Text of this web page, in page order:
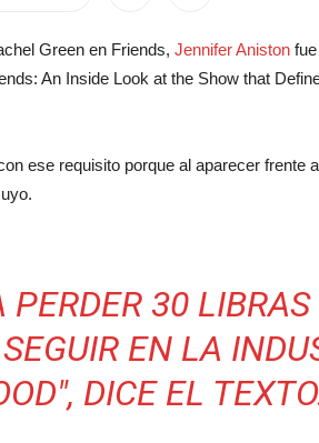
Green en Friends, Jennifer Aniston
An Inside Look at the Show that
ese requisito porque al aparecer frente
PERDER 30
EN LA
DICE EL